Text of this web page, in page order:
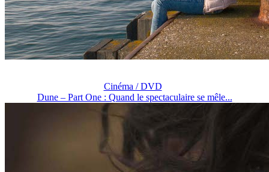
Cinéma / DVD
Dune – Part One : Quand le spectaculaire se mêle...